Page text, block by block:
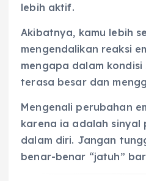
lebih aktif.
Akibatnya, kamu lebih
mengendalikan reaksi
mengapa dalam kondisi
terasa besar dan
Mengenali perubahan
karena ia adalah sinyal
dalam diri. Jangan
benar-benar “jatuh”